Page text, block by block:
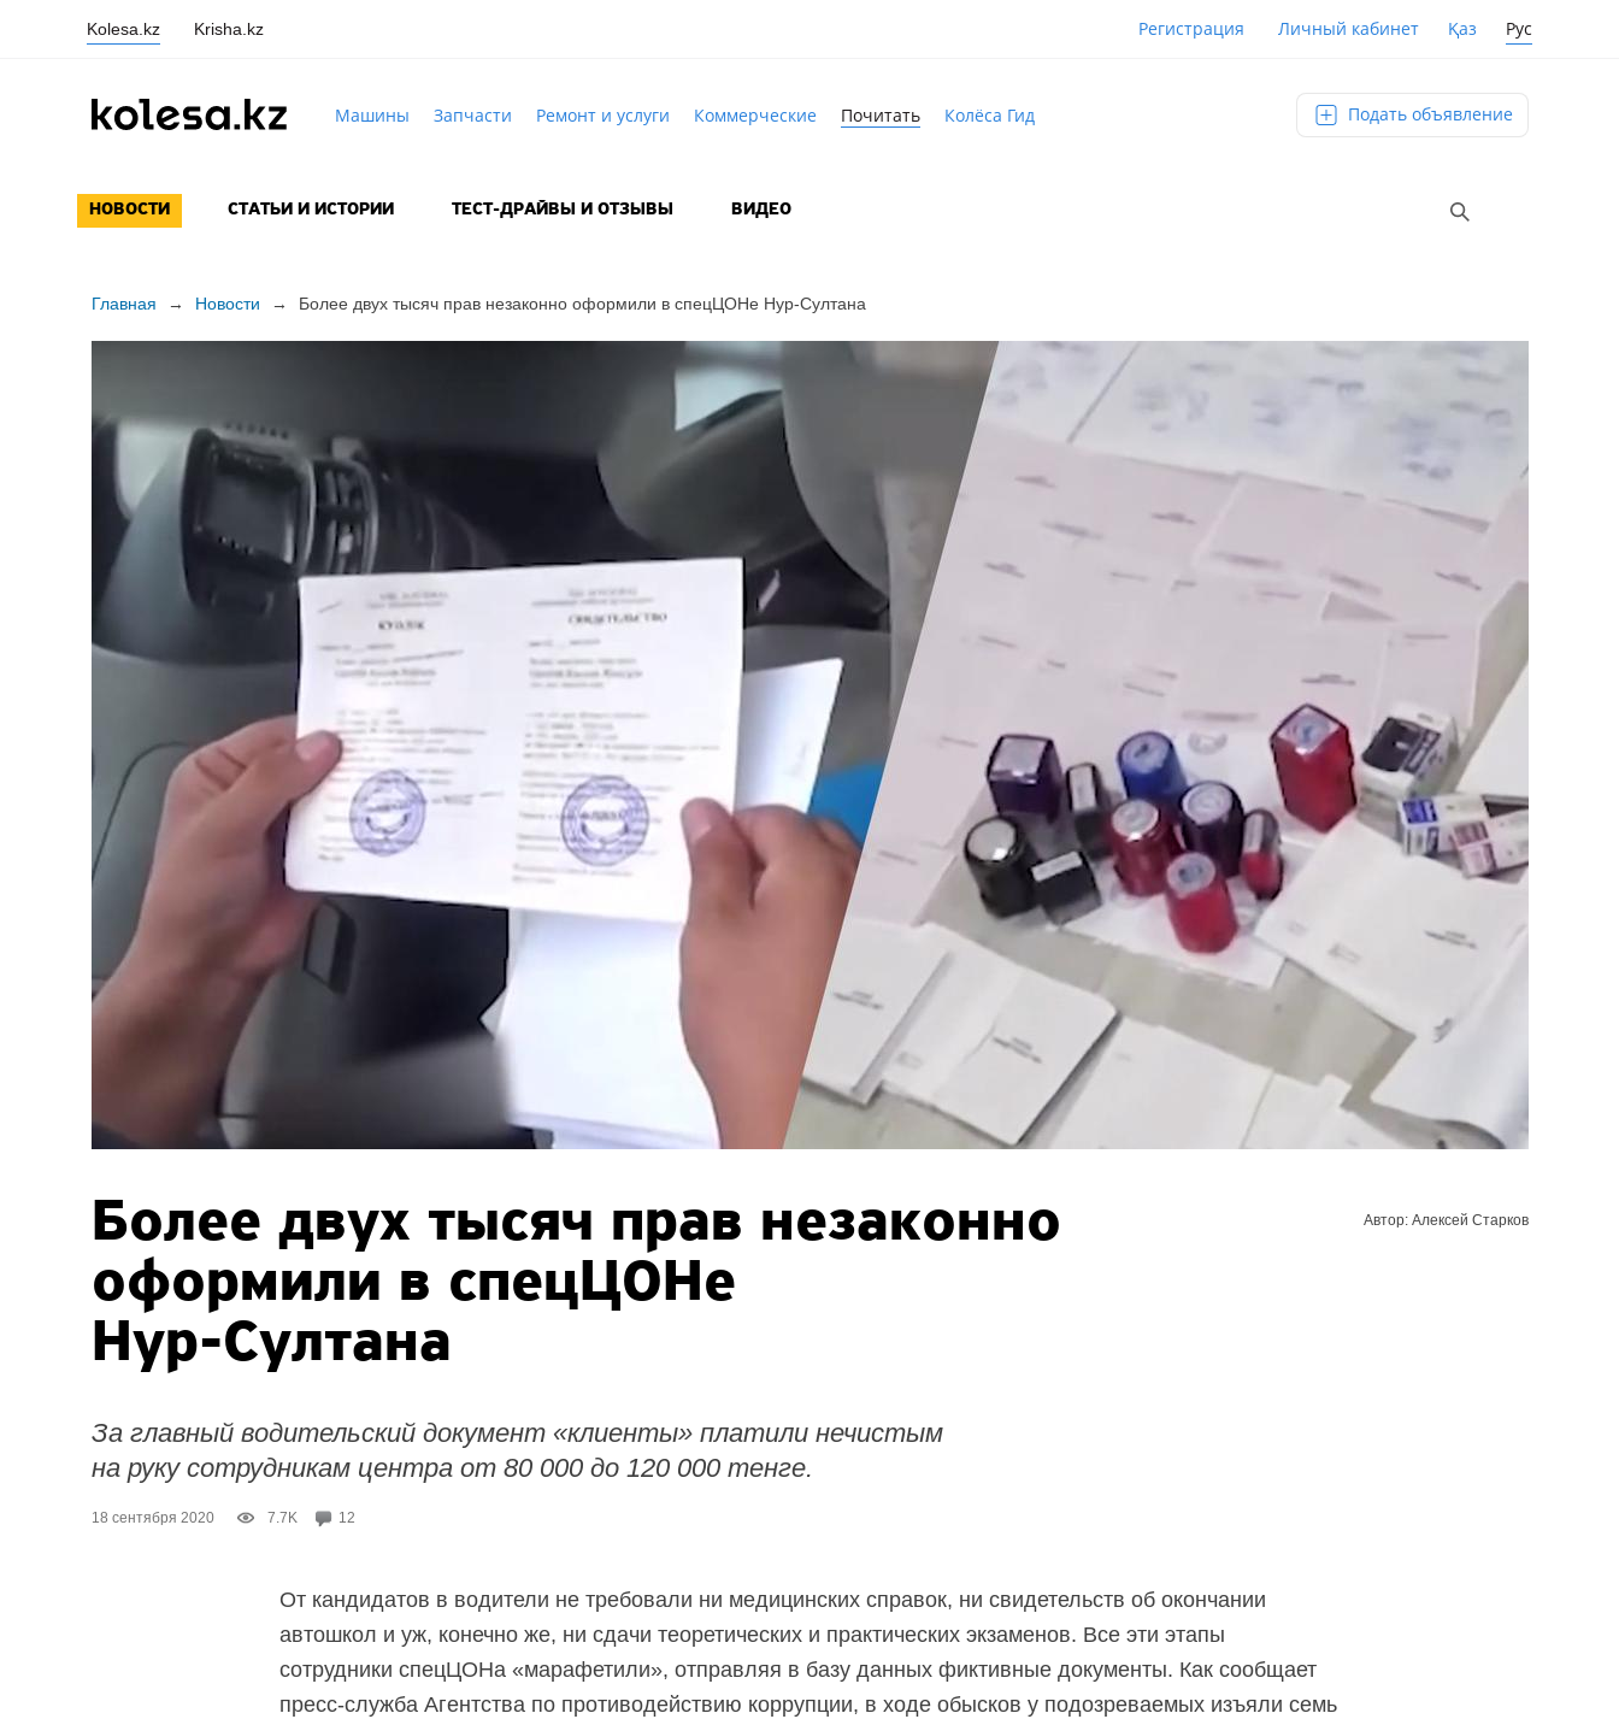
Kolesa.kz Krisha.kz Регистрация Личный кабинет Қаз Рус
Машины Запчасти Ремонт и услуги Коммерческие Почитать Колёса Гид Подать объявление
НОВОСТИ СТАТЬИ И ИСТОРИИ ТЕСТ-ДРАЙВЫ И ОТЗЫВЫ ВИДЕО
Главная → Новости → Более двух тысяч прав незаконно оформили в спецЦОНе Нур-Султана
Более двух тысяч прав незаконно
оформили в спецЦОНе
Нур-Султана
За главный водительский документ «клиенты» платили нечистым
на руку сотрудникам центра от 80 000 до 120 000 тенге.
18 сентября 2020 7.7K 12
Автор: Алексей Старков
От кандидатов в водители не требовали ни медицинских справок, ни свидетельств об окончании
автошкол и уж, конечно же, ни сдачи теоретических и практических экзаменов. Все эти этапы
сотрудники спецЦОНа «марафетили», отправляя в базу данных фиктивные документы. Как сообщает
пресс-служба Агентства по противодействию коррупции, в ходе обысков у подозреваемых изъяли семь